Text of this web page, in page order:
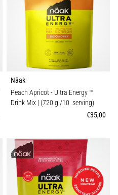
Näak
Peach Apricot - Ultra Energy ™
Drink Mix | (720 g /10 serving)
€35,00